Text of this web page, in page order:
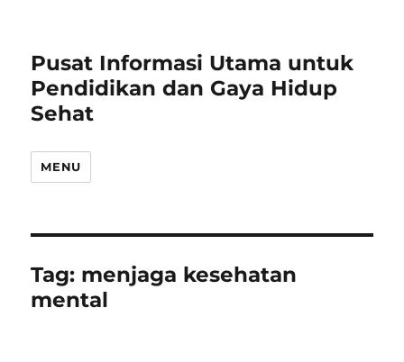
Pusat Informasi Utama untuk
Pendidikan dan Gaya Hidup
Sehat
MENU
Tag: menjaga kesehatan
mental